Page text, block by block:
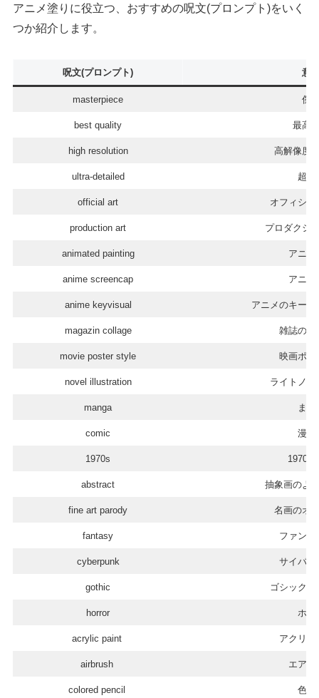
アニメ塗りに役立つ、おすすめの呪文(プロンプト)をいく
つか紹介します。
呪文(プロンプト) 意
masterpiece 傑
best quality 最高
high resolution 高解像度
ultra-detailed 超詳
official art オフィシャ
production art プロダクシ
animated painting アニメ
anime screencap アニメ
anime keyvisual アニメのキー
magazin collage 雑誌のペ
movie poster style 映画ポス
novel illustration ライトノベ
manga まん
comic 漫画
1970s 1970
abstract 抽象画のよ
fine art parody 名画のオ
fantasy ファンタ
cyberpunk サイバー
gothic ゴシック
horror ホラ
acrylic paint アクリル
airbrush エアブ
colored pencil 色鉛